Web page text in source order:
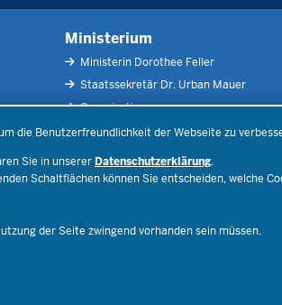
die Benutzerfreundlichkeit der Webseite zu
Sie in unserer Datenschutzerklärung.
Schaltflächen können Sie entscheiden, welche
der Seite zwingend vorhanden sein müssen.
Ministerium
Ministerin Dorothee Feller
Staatssekretär Dr. Urban Mauer
Organisation
Open Government
Bibliothek
Veranstaltungen